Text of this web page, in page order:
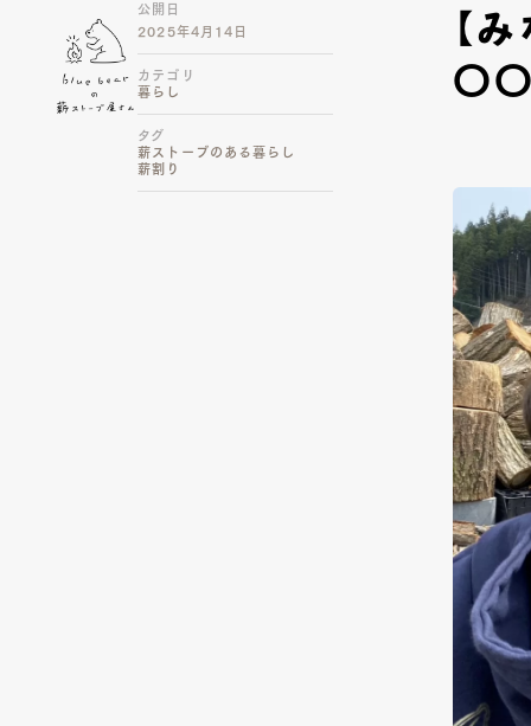
公開日
2025年4月14日
カテゴリ
暮らし
タグ
薪ストーブのある暮らし
薪割り
【
〇